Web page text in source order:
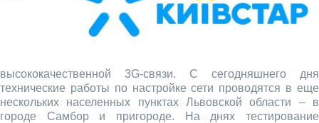
высококачественной 3G-связи. С сегодняшнего дня
технические работы по настройке сети проводятся в еще
нескольких населенных пунктах Львовской области – в
городе Самбор и пригороде. На днях тестирование